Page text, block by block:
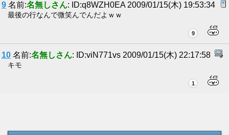
9 名前:名無しさん: ID:q8WZH0EA 2009/01/15(木) 19:53:34
最後の行なんで微笑んでんだよｗｗ
9
10 名前:名無しさん: ID:viN771vs 2009/01/15(木) 22:17:58
キモ
1